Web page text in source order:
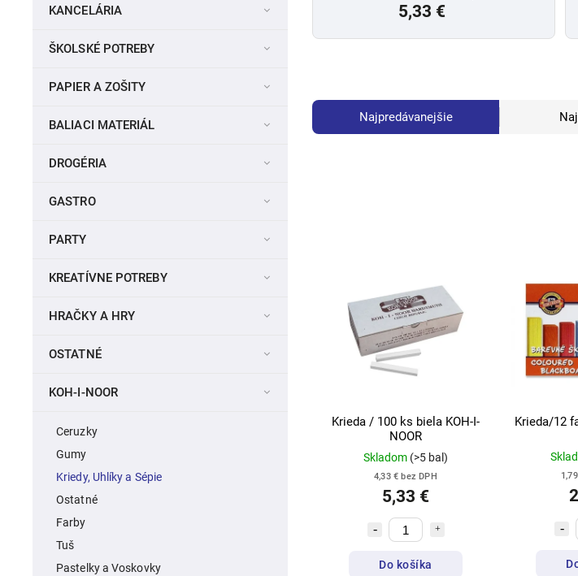
KANCELÁRIA
ŠKOLSKÉ POTREBY
PAPIER A ZOŠITY
BALIACI MATERIÁL
DROGÉRIA
GASTRO
PARTY
KREATÍVNE POTREBY
HRAČKY A HRY
OSTATNÉ
KOH-I-NOOR
Ceruzky
Gumy
Kriedy, Uhlíky a Sépie
Ostatné
Farby
Tuš
Pastelky a Voskovky
5,33 €
Najpredávanejšie
Krieda / 100 ks biela KOH-I-
NOOR
Skladom (>5 bal)
4,33 € bez DPH
5,33 €
Do košíka
Krieda/12